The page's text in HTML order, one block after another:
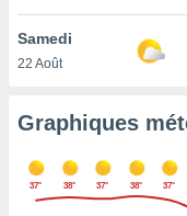
que
sur le
que
ne
Samedi
22 Août
Graphiques
37° 38° 37° 38° 37°